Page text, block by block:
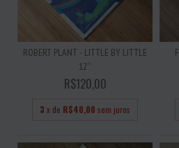
ROBERT PLANT - LITTLE BY LITTLE
12''
R$120,00
3 x de R$40,00 sem juros